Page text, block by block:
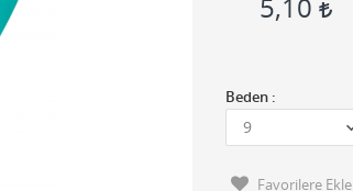
5,10
Beden :
Favorilere Ekle